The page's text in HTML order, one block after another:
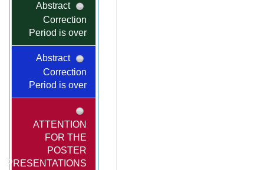
Abstract
Correction
Period is over
Abstract
Correction
Period is over
ATTENTION
FOR THE
POSTER
PRESENTATIONS!